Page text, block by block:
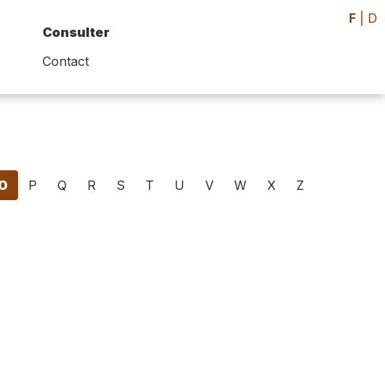
Consulter
Contact
F D
P Q R S T U V W X Z